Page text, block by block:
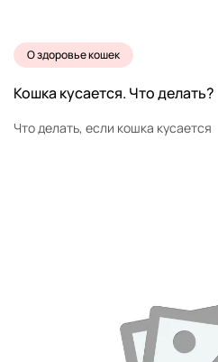
О здоровье кошек
Кошка кусается. Что делать?
Что делать, если кошка кусается